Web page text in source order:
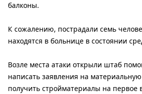
балконы.
К сожалению, пострадали семь
находятся в больнице в состоянии
Возле места атаки открыли штаб
написать заявления на
получить стройматериалы на первое